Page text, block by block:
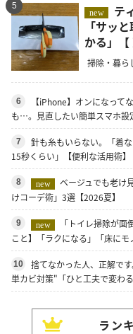
5
new
「サッ
かる」【
掃除・暮ら
6
【iPhone】オンになって
も…。見直したい簡単スマホ設
7
針も糸もいらない。「着
15秒くらい」【便利な活用術】
8 new
ベージュでも老け
けコーデ術」3選【2026夏】
9 new
「トイレ掃除が
こと】「ラクになる」「床にモ
10
捨てなかった人、正解で
単カビ対策"「ひと工夫で変わる
ラン